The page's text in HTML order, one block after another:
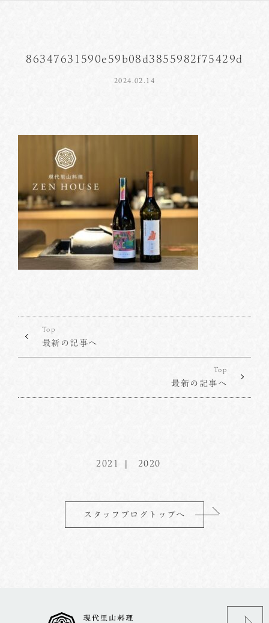
86347631590e59b08d3855982f75429d
2024.02.14
Top
最新の記事へ
Top
最新の記事へ
2021 2020
スタッフブログトップへ